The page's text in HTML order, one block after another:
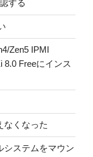
する
Zen5 IPMI
8.0 Freeにインス
なくなった
システムをマウン